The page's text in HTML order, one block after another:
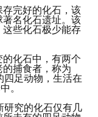
完好的化石，该
名化石遗址。该
些化石极少能存
化石中，有两个
捕食者，称为
足动物，生活在
。
研究的化石仅有几